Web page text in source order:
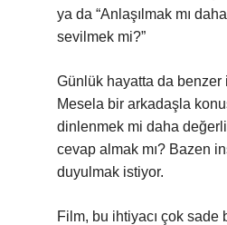
ya da “Anlaşılmak mı
sevilmek mi?”
Günlük hayatta da benzer
Mesela bir arkadaşla
dinlenmek mi daha
cevap almak mı? Bazen
duyulmak istiyor.
Film, bu ihtiyacı çok sade